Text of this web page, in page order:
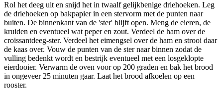
Rol het deeg uit en snijd het in twaalf gelijkbenige driehoeken. Leg
de driehoeken op bakpapier in een stervorm met de punten naar
buiten. De binnenkant van de 'ster' blijft open. Meng de eieren, de
kruiden en eventueel wat peper en zout. Verdeel de ham over de
croissantdeeg-ster. Verdeel het eimengsel over de ham en strooi daar
de kaas over. Vouw de punten van de ster naar binnen zodat de
vulling bedenkt wordt en bestrijk eventueel met een losgeklopte
eierdooier. Verwarm de oven voor op 200 graden en bak het brood
in ongeveer 25 minuten gaar. Laat het brood afkoelen op een
rooster.